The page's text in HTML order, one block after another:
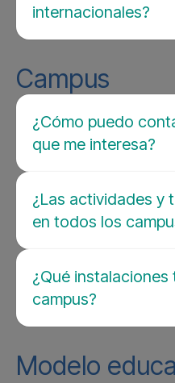
internacionales?
Campus
¿Cómo puedo
que me interesa?
¿Las actividades y
en todos los
¿Qué instalaciones
campus?
Modelo